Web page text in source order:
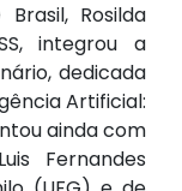
Rosilda
integrou a
dedicada
Artificial:
ainda com
Fernandes